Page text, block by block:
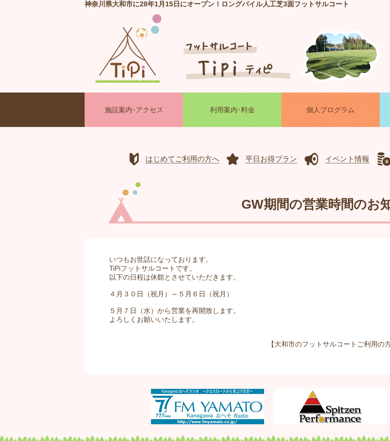
神奈川県大和市に28年1月15日にオープン！ロングパイル人工芝3面フットサルコート
施設案内･アクセス 利用案内･料金 個人プログラム
はじめてご利用の方へ 平日お得プラン イベント情報
GW期間の営業時間のお
いつもお世話になっております。
TiPiフットサルコートです。
以下の日程は休館とさせていただきます。
４月３０日（祝月）～５月６日（祝月）
５月７日（水）から営業を再開致します。
よろしくお願いいたします。
【大和市のフットサルコートご利用